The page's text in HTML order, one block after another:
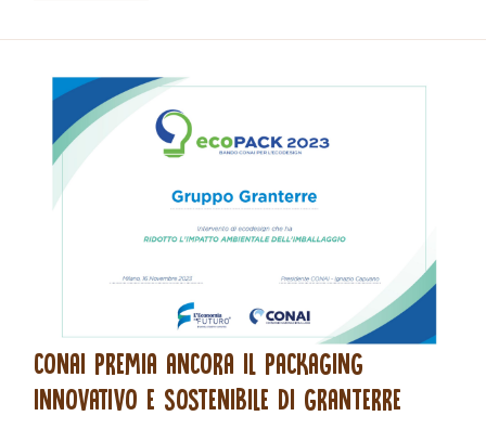
CONAI PREMIA ANCORA IL PACKAGING
INNOVATIVO E SOSTENIBILE DI GRANTERRE